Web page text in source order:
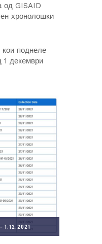
од GISAID
хронолошки
кои поднеле
1 декември
– 1.12.2021